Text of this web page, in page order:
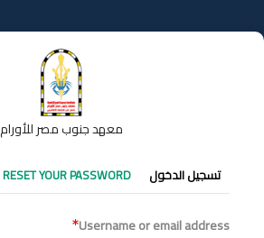
إلى
المحتوى
معهد جنوب مصر للأورام
التبويبات
الأساسية
تسجيل الدخول RESET YOUR PASSWORD
Username or email address